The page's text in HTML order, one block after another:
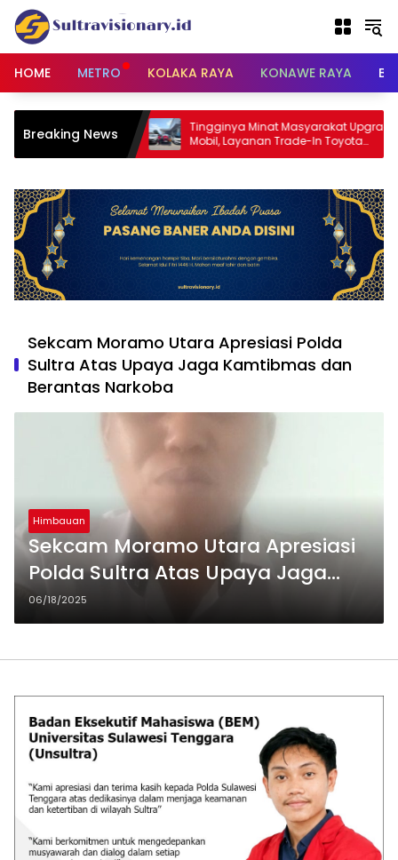
Langsung
konten
HOME
METRO KOLAKA RAYA KONAWE RAYA
Breaking News
Abdul
Utama Cegah
Sosial
Tingginya Minat Masyarakat Upgrade
Mobil, Layanan Trade-In Toyota
Kebanjiran Permintaan
Sekcam Moramo Utara Apresiasi Polda
Sultra Atas Upaya Jaga Kamtibmas dan
Berantas Narkoba
Himbauan
Sekcam Moramo Utara Apresiasi
Polda Sultra Atas Upaya Jaga
Kamtibmas dan Berantas
Narkoba
06/18/2025